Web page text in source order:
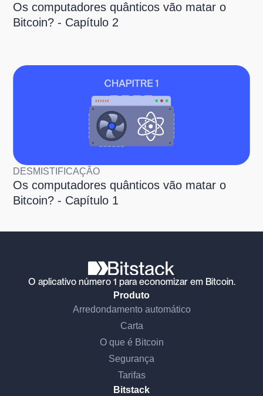
Os computadores quânticos vão matar o
Bitcoin? - Capítulo 2
DESMISTIFICAÇÃO
Os computadores quânticos vão matar o
Bitcoin? - Capítulo 1
O aplicativo número 1 para economizar em Bitcoin.
Produto
Arredondamento automático
Carta
O que é Bitcoin
Segurança
Tarifas
Bitstack